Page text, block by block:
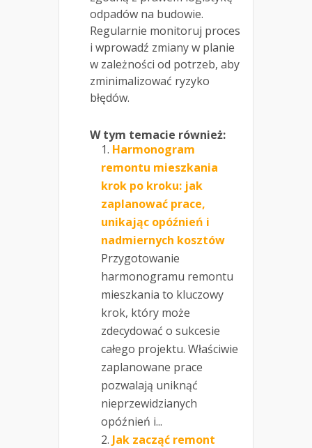
odpadów na budowie.
Regularnie monitoruj proces
i wprowadź zmiany w planie
w zależności od potrzeb, aby
zminimalizować ryzyko
błędów.
W tym temacie również:
Harmonogram
remontu mieszkania
krok po kroku: jak
zaplanować prace,
unikając opóźnień i
nadmiernych kosztów
Przygotowanie
harmonogramu remontu
mieszkania to kluczowy
krok, który może
zdecydować o sukcesie
całego projektu. Właściwie
zaplanowane prace
pozwalają uniknąć
nieprzewidzianych
opóźnień i...
Jak zacząć remont